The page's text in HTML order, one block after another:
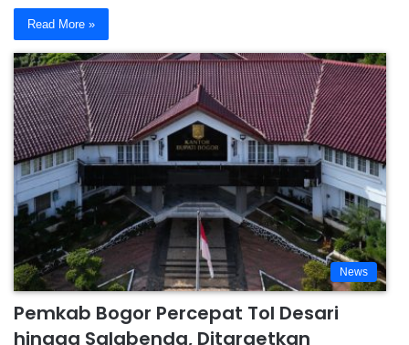
Read More »
News
Pemkab Bogor Percepat Tol Desari
hingga Salabenda, Ditargetkan